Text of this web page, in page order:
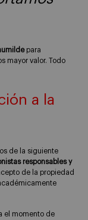
para
mayor valor. Todo
a la
de la siguiente
responsables y
de la propiedad
el momento de